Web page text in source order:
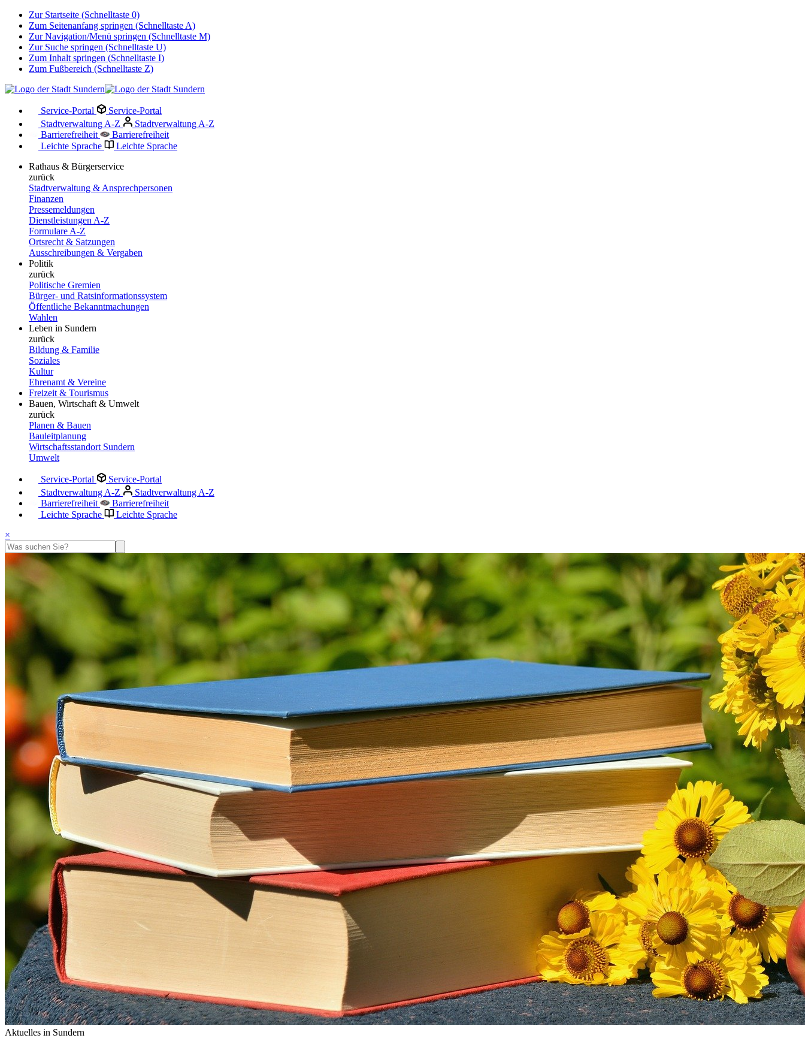
Zur Startseite (Schnelltaste 0)
Zum Seitenanfang springen (Schnelltaste A)
Zur Navigation/Menü springen (Schnelltaste M)
Zur Suche springen (Schnelltaste U)
Zum Inhalt springen (Schnelltaste I)
Zum Fußbereich (Schnelltaste Z)
Service-Portal
Service-Portal
Stadtverwaltung A-Z
Stadtverwaltung A-Z
Barrierefreiheit
Barrierefreiheit
Leichte Sprache
Leichte Sprache
Rathaus & Bürgerservice
zurück
Stadtverwaltung & Ansprechpersonen
Finanzen
Pressemeldungen
Dienstleistungen A-Z
Formulare A-Z
Ortsrecht & Satzungen
Ausschreibungen & Vergaben
Politik
zurück
Politische Gremien
Bürger- und Ratsinformationssystem
Öffentliche Bekanntmachungen
Wahlen
Leben in Sundern
zurück
Bildung & Familie
Soziales
Kultur
Ehrenamt & Vereine
Freizeit & Tourismus
Bauen, Wirtschaft & Umwelt
zurück
Planen & Bauen
Bauleitplanung
Wirtschaftsstandort Sundern
Umwelt
Service-Portal
Service-Portal
Stadtverwaltung A-Z
Stadtverwaltung A-Z
Barrierefreiheit
Barrierefreiheit
Leichte Sprache
Leichte Sprache
×
Aktuelles in Sundern